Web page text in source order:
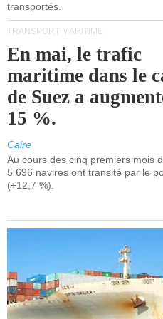
transportés.
TRANSPORT MARITIME
En mai, le trafic
maritime dans le
de Suez a
15 %.
Caire
Au cours des cinq premiers mois
5 696 navires ont transité par le
(+12,7 %).